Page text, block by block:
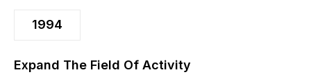
1994
Expand The Field Of Activity